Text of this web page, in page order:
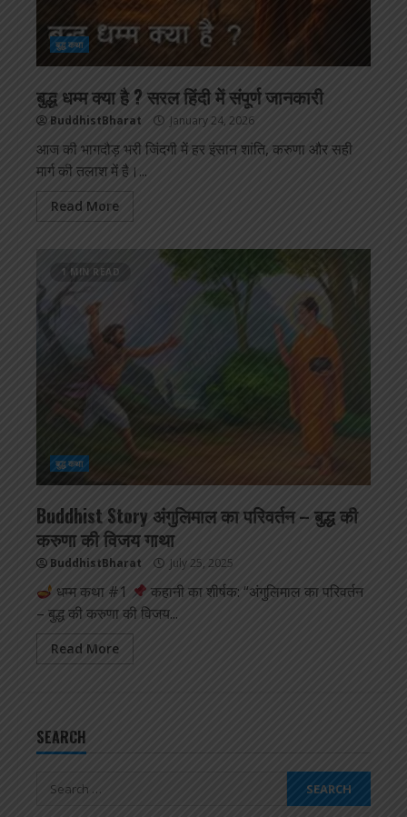
बुद्ध कथा
बुद्ध धम्म क्या है ? सरल हिंदी में संपूर्ण जानकारी
BuddhistBharat January 24, 2026
आज की भागदौड़ भरी जिंदगी में हर इंसान शांति, करुणा और सही
मार्ग की तलाश में है।...
Read More
1 MIN READ
बुद्ध कथा
Buddhist Story अंगुलिमाल का परिवर्तन – बुद्ध की
करुणा की विजय गाथा
BuddhistBharat July 25, 2025
धम्म कथा #1
कहानी का शीर्षक: “अंगुलिमाल का परिवर्तन
– बुद्ध की करुणा की विजय...
Read More
SEARCH
Search